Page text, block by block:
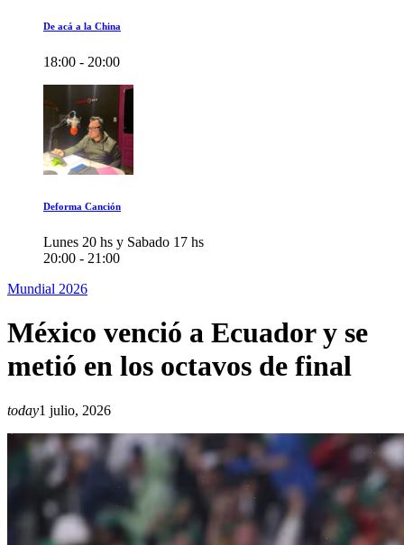
De acá a la China
18:00 - 20:00
Deforma Canción
Lunes 20 hs y Sabado 17 hs
20:00 - 21:00
Mundial 2026
México venció a Ecuador y se
metió en los octavos de final
today1 julio, 2026